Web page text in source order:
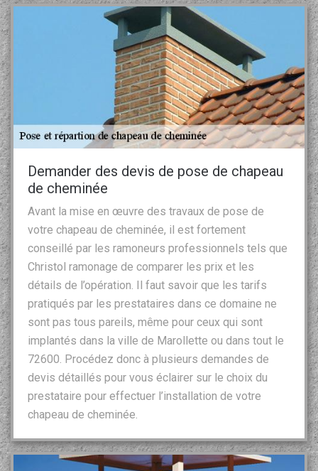
Demander des devis de pose de chapeau
de cheminée
Avant la mise en œuvre des travaux de pose de
votre chapeau de cheminée, il est fortement
conseillé par les ramoneurs professionnels tels que
Christol ramonage de comparer les prix et les
détails de l’opération. Il faut savoir que les tarifs
pratiqués par les prestataires dans ce domaine ne
sont pas tous pareils, même pour ceux qui sont
implantés dans la ville de Marollette ou dans tout le
72600. Procédez donc à plusieurs demandes de
devis détaillés pour vous éclairer sur le choix du
prestataire pour effectuer l’installation de votre
chapeau de cheminée.